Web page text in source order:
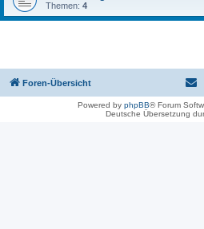
Themen: 4
Foren-Übersicht
Powered by phpBB® Forum
Deutsche Übersetzung